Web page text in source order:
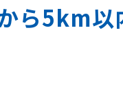
ら5km以